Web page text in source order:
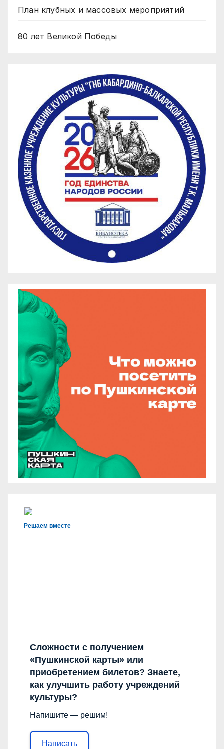
План клубных и массовых мероприятий
80 лет Великой Победы
Решаем вместе
Сложности с получением
«Пушкинской карты» или
приобретением билетов? Знаете,
как улучшить работу учреждений
культуры?
Напишите — решим!
Написать